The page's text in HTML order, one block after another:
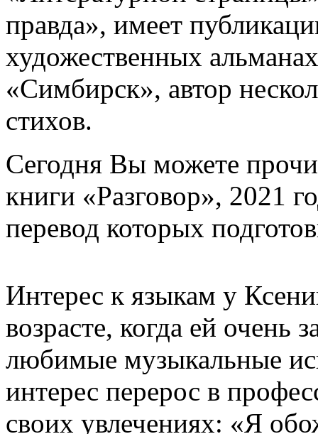
правда», имеет
художественных
«Симбирск», автор
стихов.
Сегодня Вы можете
книги «Разговор», 2021
перевод которых
Интерес к языкам у
возрасте, когда ей очень
любимые музыкальные
интерес перерос в
своих увлечениях: «Я